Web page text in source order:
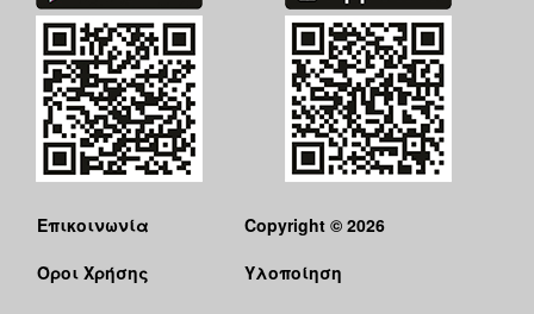
Επικοινωνία
Όροι Χρήσης
Copyright © 2026
Υλοποίηση